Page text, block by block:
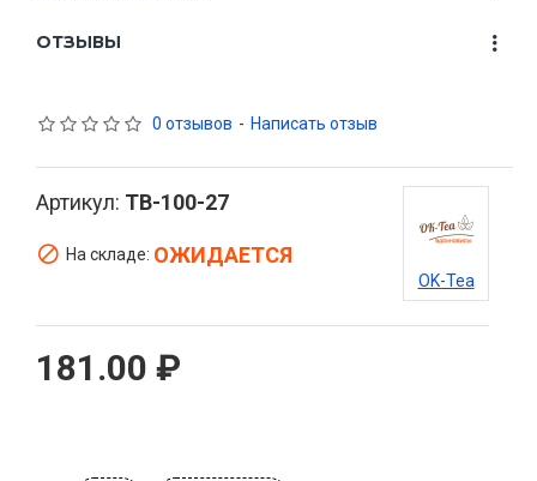
ОТЗЫВЫ
0 отзывов - Написать отзыв
181.00 ₽
Артикул: TB-100-27
На складе: ОЖИДАЕТСЯ
OK-Tea